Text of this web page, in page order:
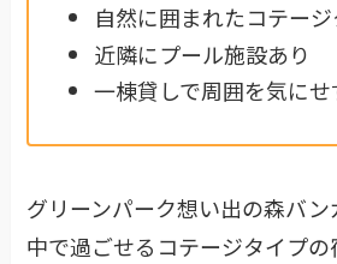
自然に囲まれたコテー
近隣にプール施設あり
一棟貸しで周囲を気にせ
グリーンパーク想い出の森バ
中で過ごせるコテージタイプの